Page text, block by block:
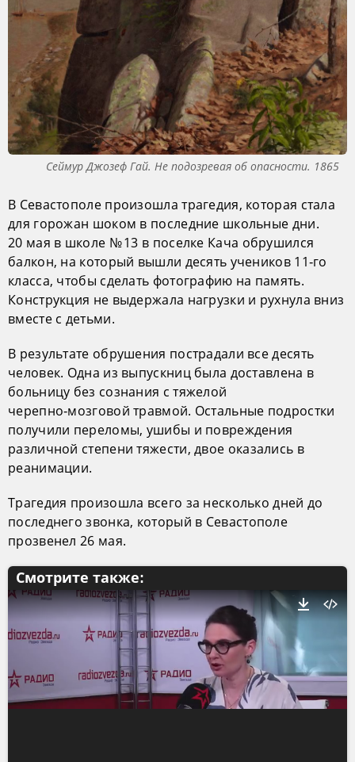
Сеймур Джозеф Гай. Не подозревая об опасности. 1865
В Севастополе произошла трагедия, которая стала
для горожан шоком в последние школьные дни.
20 мая в школе № 13 в поселке Кача обрушился
балкон, на который вышли десять учеников 11‑го
класса, чтобы сделать фотографию на память.
Конструкция не выдержала нагрузки и рухнула вниз
вместе с детьми.
В результате обрушения пострадали все десять
человек. Одна из выпускниц была доставлена в
больницу без сознания с тяжелой
черепно‑мозговой травмой. Остальные подростки
получили переломы, ушибы и повреждения
различной степени тяжести, двое оказались в
реанимации.
Трагедия произошла всего за несколько дней до
последнего звонка, который в Севастополе
прозвенел 26 мая.
Смотрите также: